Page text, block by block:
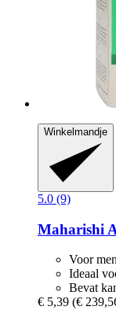
Winkelmandje
5.0 (9)
Maharishi
Voor
Ideaal
Bevat
€ 5,39 (€